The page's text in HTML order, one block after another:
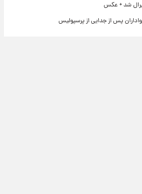
شد + عکس
پس از جدایی از پرسپولیس